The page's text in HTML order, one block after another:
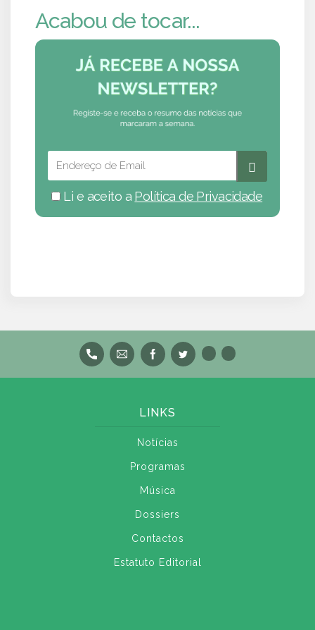
Acabou de tocar...
Li e aceito a Política de Privacidade
LINKS
Notícias
Programas
Música
Dossiers
Contactos
Estatuto Editorial